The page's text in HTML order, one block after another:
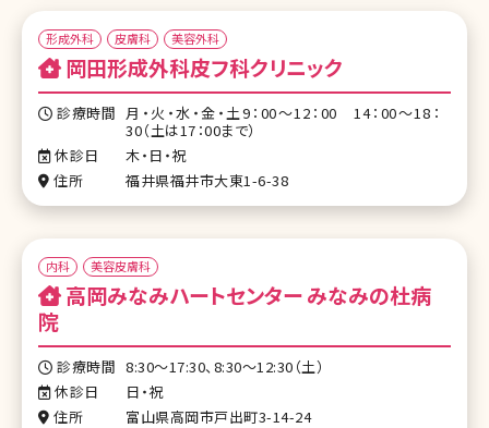
形成外科 皮膚科 美容外科
岡田形成外科皮フ科クリニック
診療時間 月・火・水・金・土9：00～12：00 14：00～18：
30（土は17：00まで）
休診日
木・日・祝
住所
福井県福井市大東1-6-38
内科 美容皮膚科
院
診療時間 8:30～17:30、8:30～12:30（土）
休診日
日・祝
住所
富山県高岡市戸出町3-14-24